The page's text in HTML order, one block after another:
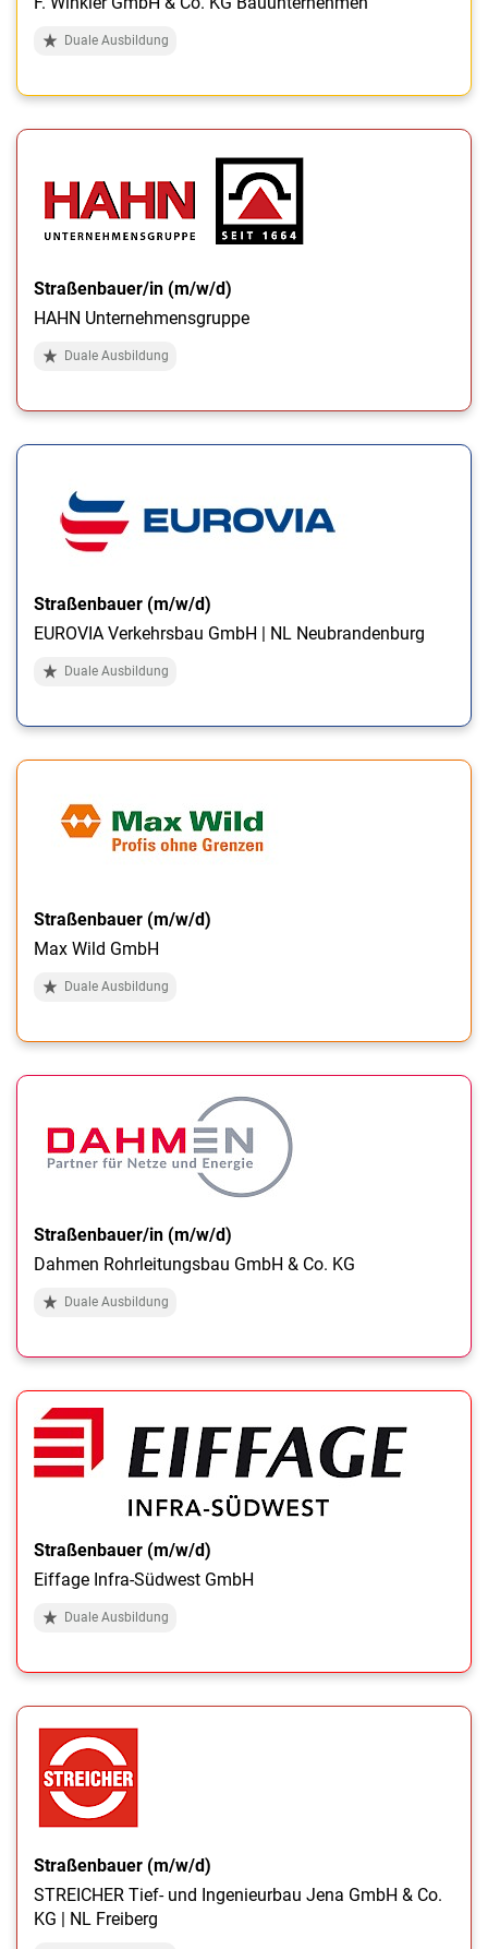
Duale Ausbildung
Straßenbauer/in (m/w/d)
HAHN Unternehmensgruppe
Duale Ausbildung
Straßenbauer (m/w/d)
EUROVIA Verkehrsbau GmbH | NL Neubrandenburg
Duale Ausbildung
Straßenbauer (m/w/d)
Max Wild GmbH
Duale Ausbildung
Straßenbauer/in (m/w/d)
Dahmen Rohrleitungsbau GmbH & Co. KG
Duale Ausbildung
Straßenbauer (m/w/d)
Eiffage Infra-Südwest GmbH
Duale Ausbildung
Straßenbauer (m/w/d)
STREICHER Tief- und Ingenieurbau Jena GmbH & Co.
KG | NL Freiberg